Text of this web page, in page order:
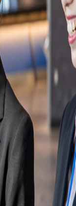
頂く場合もございま
持ってお申込みをお
より詳細メールが